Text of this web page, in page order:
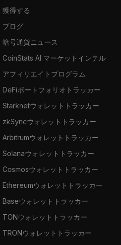
獲得する
ブログ
暗号通貨ニュース
CoinStats AI マーケットインテル
アフィリエイトプログラム
DeFiポートフォリオトラッカー
Starknetウォレットトラッカー
zkSyncウォレットトラッカー
Arbitrumウォレットトラッカー
Solanaウォレットトラッカー
Cosmosウォレットトラッカー
Ethereumウォレットトラッカー
Baseウォレットトラッカー
TONウォレットトラッカー
TRONウォレットトラッカー